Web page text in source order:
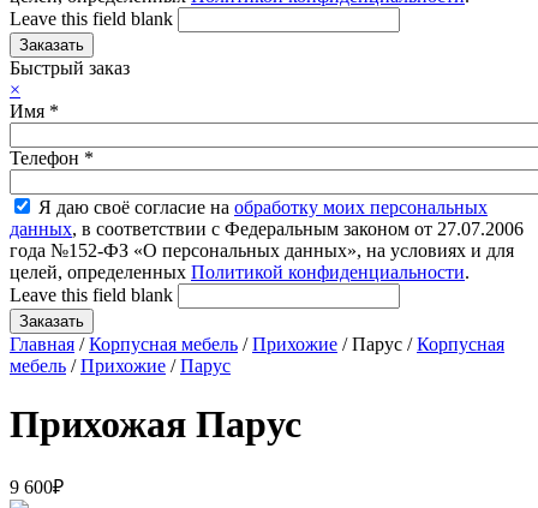
Leave this field blank
Быстрый заказ
×
Имя *
Телефон *
Я даю своё согласие на обработку моих персональных
данных, в соответствии с Федеральным законом от 27.07.2006
года №152-ФЗ «О персональных данных», на условиях и для
целей, определенных Политикой конфиденциальности.
Leave this field blank
Главная /Корпусная мебель /Прихожие / Парус /Корпусная
мебель /Прихожие /Парус
Прихожая Парус
9 600₽